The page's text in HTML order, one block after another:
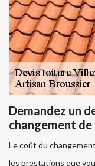
Demandez un
changement
Le coût du
les prestations que